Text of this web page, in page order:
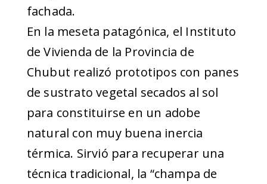
fachada.
En la meseta patagónica, el Instituto
de Vivienda de la Provincia de
Chubut realizó prototipos con panes
de sustrato vegetal secados al sol
para constituirse en un adobe
natural con muy buena inercia
térmica. Sirvió para recuperar una
técnica tradicional, la “champa de